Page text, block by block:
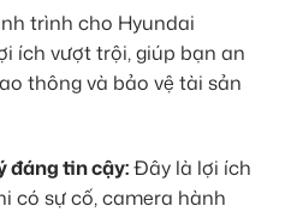
trình cho Hyundai
ích vượt trội, giúp bạn an
thông và bảo vệ tài sản
đáng tin cậy:Đây là lợi ích
có sự cố, camera hành